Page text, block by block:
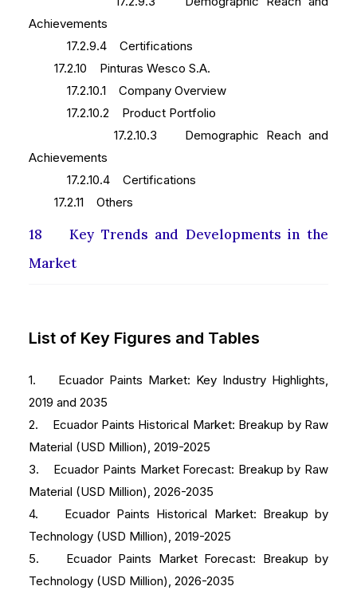
Achievements
17.2.9.4 Certifications
17.2.10 Pinturas Wesco S.A.
17.2.10.1 Company Overview
17.2.10.2 Product Portfolio
17.2.10.3 Demographic Reach and
Achievements
17.2.10.4 Certifications
17.2.11 Others
18 Key Trends and Developments in the
Market
List of Key Figures and Tables
1. Ecuador Paints Market: Key Industry Highlights,
2019 and 2035
2. Ecuador Paints Historical Market: Breakup by Raw
Material (USD Million), 2019-2025
3. Ecuador Paints Market Forecast: Breakup by Raw
Material (USD Million), 2026-2035
4. Ecuador Paints Historical Market: Breakup by
Technology (USD Million), 2019-2025
5. Ecuador Paints Market Forecast: Breakup by
Technology (USD Million), 2026-2035